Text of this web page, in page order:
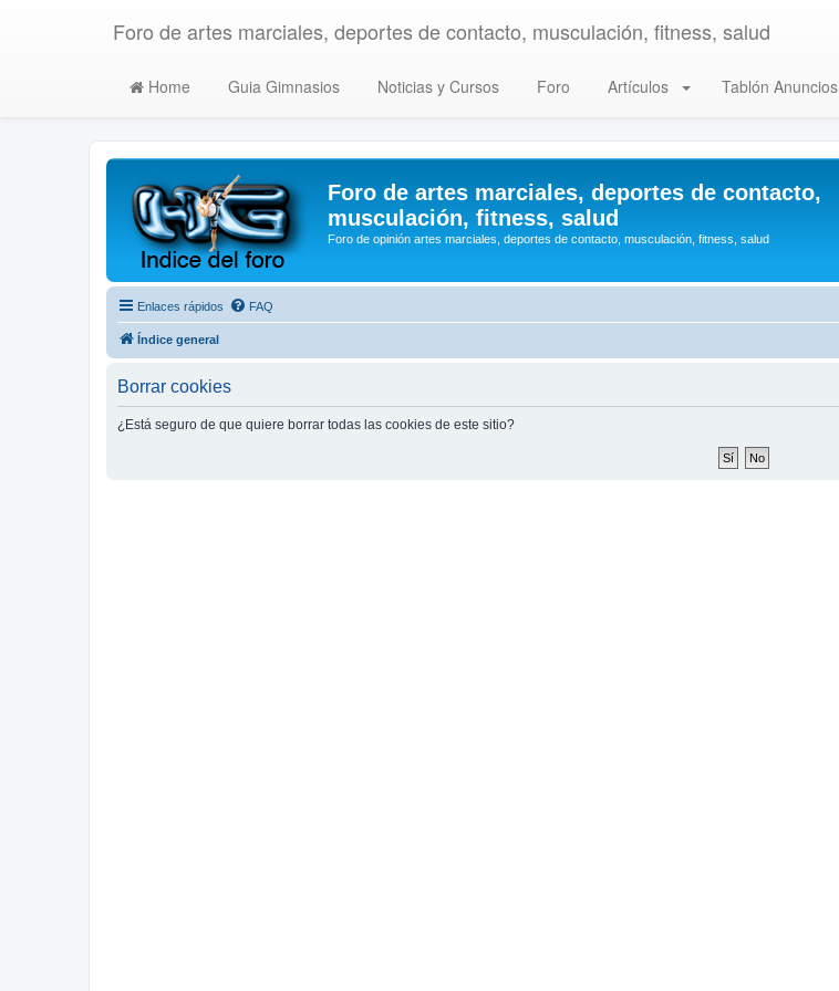
Foro de artes marciales, deportes de contacto, musculación, fitness, salud
Home Guia Gimnasios Noticias y Cursos Foro Artículos Tablón Anuncios
Foro de artes marciales, deportes de contacto,
musculación, fitness, salud
Foro de opinión artes marciales, deportes de contacto, musculación, fitness, salud
Enlaces rápidos FAQ
Índice general
Borrar cookies
¿Está seguro de que quiere borrar todas las cookies de este sitio?